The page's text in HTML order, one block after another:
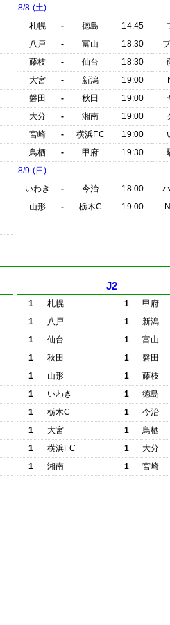
8/8 (土)
札幌
- 徳島 14:45
八戸
- 富山 18:30
藤枝
- 仙台 18:30
大宮
- 新潟 19:00
磐田
- 秋田 19:00
大分
- 湘南 19:00
宮崎
- 横浜FC 19:00
鳥栖
- 甲府 19:30
8/9 (日)
いわき
- 今治 18:00
山形
- 栃木C 19:00
J2
1 札幌 1
甲府
1
八戸 1
新潟
1
仙台 1
富山
1
秋田 1
磐田
1
山形 1
藤枝
1
いわき 1
徳島
1
栃木C 1
今治
1
大宮 1
鳥栖
1
横浜FC 1
大分
1
湘南 1 宮崎